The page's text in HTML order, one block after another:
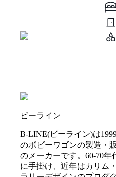
ビーライン
B-LINE(ビーライン)は
のボビーワゴンの製造・
のメーカーです。60-70
に手掛け、近年はカリム